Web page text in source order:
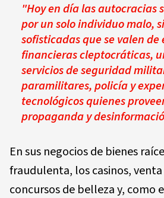
"Hoy en día las autocracias
por un solo individuo malo,
sofisticadas que se valen
financieras cleptocráticas,
servicios de seguridad
paramilitares, policía y
tecnológicos quienes
propaganda y
En sus negocios de bienes
fraudulenta, los casinos,
concursos de belleza y, como